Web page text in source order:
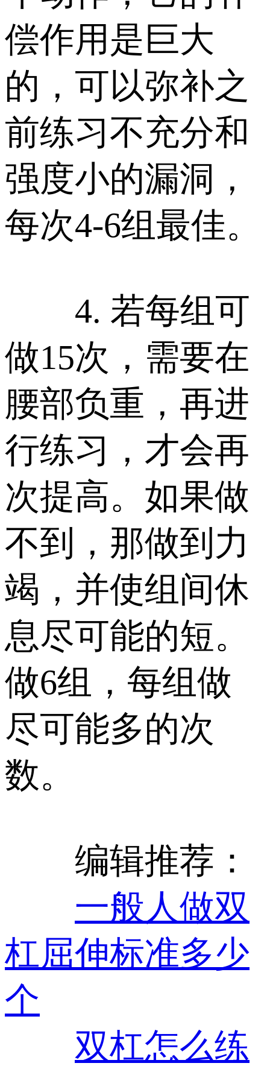
偿作用是巨大
的，可以弥补之
前练习不充分和
强度小的漏洞，
每次4-6组最佳。
4. 若每组可
做15次，需要在
腰部负重，再进
行练习，才会再
次提高。如果做
不到，那做到力
竭，并使组间休
息尽可能的短。
做6组，每组做
尽可能多的次
数。
编辑推荐：
一般人做双
杠屈伸标准多少
个
双杠怎么练